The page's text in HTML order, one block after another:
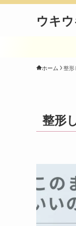
ウキ
ホーム 整形
整形